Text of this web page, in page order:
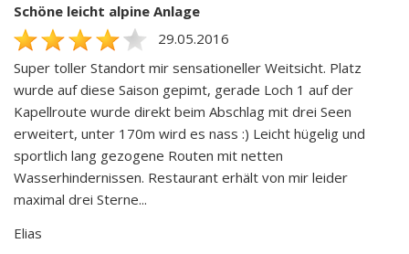
Schöne leicht alpine Anlage
29.05.2016
Super toller Standort mir sensationeller Weitsicht. Platz
wurde auf diese Saison gepimt, gerade Loch 1 auf der
Kapellroute wurde direkt beim Abschlag mit drei Seen
erweitert, unter 170m wird es nass :) Leicht hügelig und
sportlich lang gezogene Routen mit netten
Wasserhindernissen. Restaurant erhält von mir leider
maximal drei Sterne...
Elias